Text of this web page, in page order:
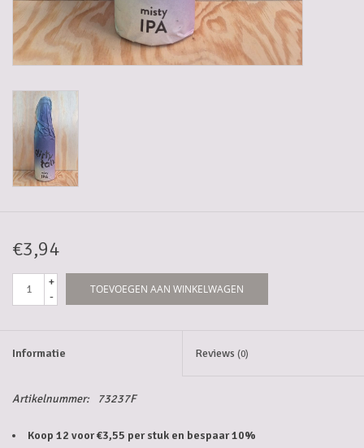
Mixdozen
Streekproducten
Sweets
5-6l vaten
Streekproducten/Diverse
€3,94
+
-
TOEVOEGEN AAN WINKELWAGEN
Informatie Reviews (0)
Artikelnummer: 73237F
Koop 12 voor €3,55 per stuk en bespaar 10%